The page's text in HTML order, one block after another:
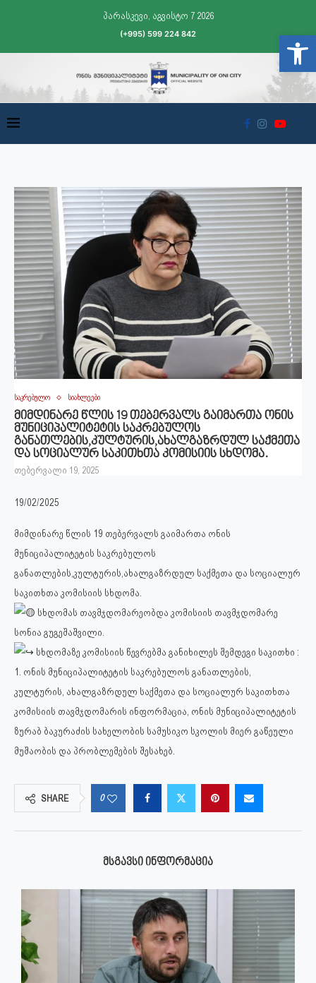
პარასკევი, აგვისტო 7 2026
(+995) 599 224 842
საკრებულო სიახლეები
მიმდინარე წლის 19 თებერვალს გაიმართა ონის
მუნიციპალიტეტის საკრებულოს
განათლების,კულტურის,ახალგაზრდულ საქმეთა
და სოციალურ საკითხთა კომისიის სხდომა.
თებერვალი 19, 2025
19/02/2025
მიმდინარე წლის 19 თებერვალს გაიმართა ონის
მუნიციპალიტეტის საკრებულოს
განათლების,კულტურის,ახალგაზრდულ საქმეთა და სოციალურ
საკითხთა კომისიის სხდომა.
სხდომას თავმჯდომარეობდა კომისიის თავმჯდომარე
სონია გუგეშაშვილი.
სხდომაზე კომისიის წევრებმა განიხილეს შემდეგი საკითხი :
1. ონის მუნიციპალიტეტის საკრებულოს განათლების,
კულტურის, ახალგაზრდულ საქმეთა და სოციალურ საკითხთა
კომისიის თავმჯდომარის ინფორმაცია, ონის მუნიციპალიტეტის
ზურაბ ბაკურაძის სახელობის სამუსიკო სკოლის მიერ გაწეული
მუშაობის და პრობლემების შესახებ.
SHARE 0
ᲛᲡᲒᲐᲕᲡᲘ ᲘᲜᲤᲝᲠᲛᲐᲪᲘᲐ